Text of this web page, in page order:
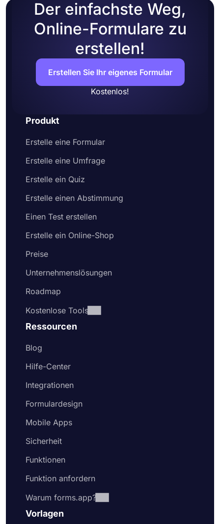
Der einfachste Weg,
Online-Formulare zu
erstellen!
Erstellen Sie Ihr eigenes Formular
Kostenlos!
Produkt
Erstelle eine Formular
Erstelle eine Umfrage
Erstelle ein Quiz
Erstelle einen Abstimmung
Einen Test erstellen
Erstelle ein Online-Shop
Preise
Unternehmenslösungen
Roadmap
Kostenlose Tools
Ressourcen
Blog
Hilfe-Center
Integrationen
Formulardesign
Mobile Apps
Sicherheit
Funktionen
Funktion anfordern
Warum forms.app?
Vorlagen